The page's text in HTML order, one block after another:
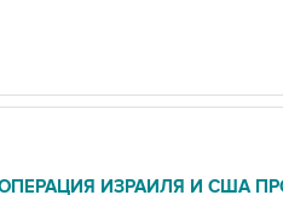
ИЗРАИЛЯ И США